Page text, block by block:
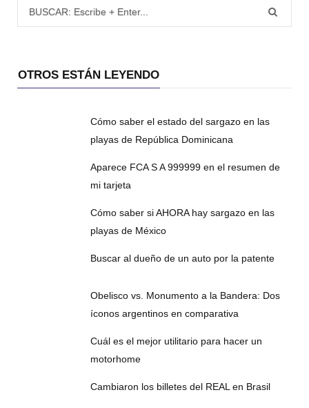
OTROS ESTÁN LEYENDO
Cómo saber el estado del sargazo en las
playas de República Dominicana
Aparece FCA S A 999999 en el resumen de
mi tarjeta
Cómo saber si AHORA hay sargazo en las
playas de México
Buscar al dueño de un auto por la patente
Obelisco vs. Monumento a la Bandera: Dos
íconos argentinos en comparativa
Cuál es el mejor utilitario para hacer un
motorhome
Cambiaron los billetes del REAL en Brasil